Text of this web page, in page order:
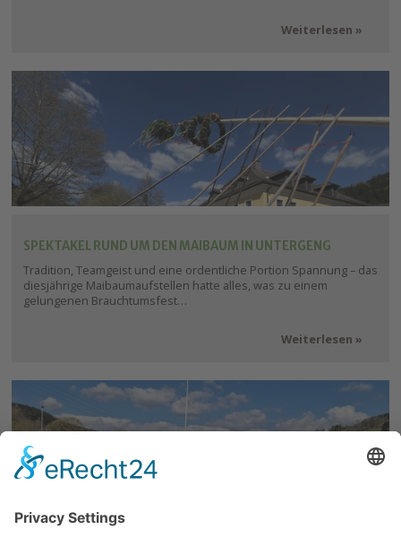
Weiterlesen
SPEKTAKEL RUND UM DEN MAIBAUM IN UNTERGENG
Tradition, Teamgeist und eine ordentliche Portion Spannung – das
diesjährige Maibaumaufstellen hatte alles, was zu einem
gelungenen Brauchtumsfest…
Weiterlesen